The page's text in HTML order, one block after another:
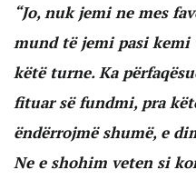
“Jo, nuk jemi ne mes
mund të jemi pasi
këtë turne. Ka
fituar së fundmi, pra
ëndërrojmë shumë, e
Ne e shohim veten si